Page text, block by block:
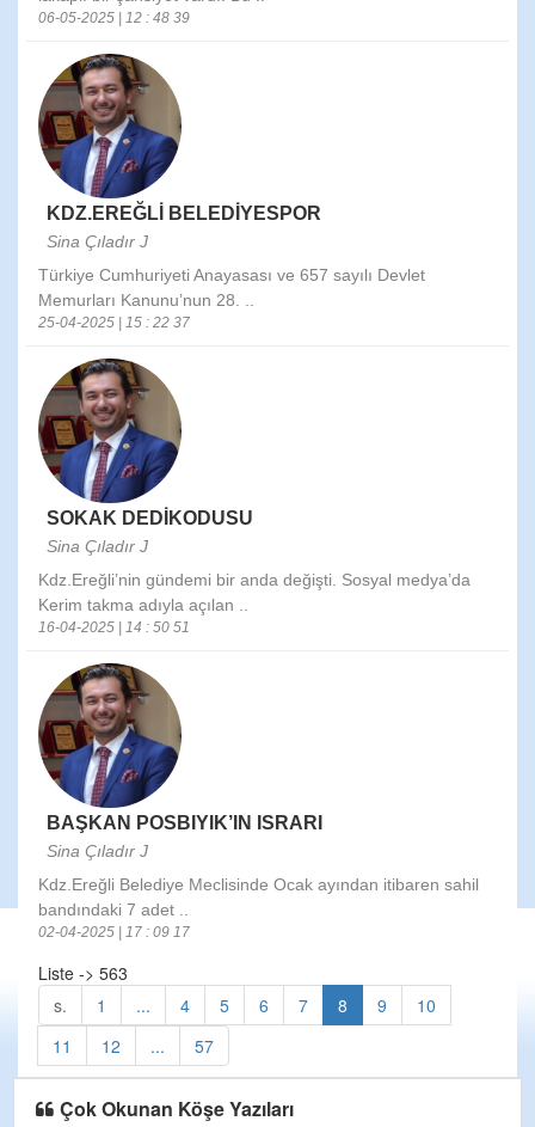
06-05-2025 | 12 : 48 39
KDZ.EREĞLİ BELEDİYESPOR
Sina Çıladır J
Türkiye Cumhuriyeti Anayasası ve 657 sayılı Devlet
Memurları Kanunu’nun 28. ..
25-04-2025 | 15 : 22 37
SOKAK DEDİKODUSU
Sina Çıladır J
Kdz.Ereğli’nin gündemi bir anda değişti. Sosyal medya’da
Kerim takma adıyla açılan ..
16-04-2025 | 14 : 50 51
BAŞKAN POSBIYIK’IN ISRARI
Sina Çıladır J
Kdz.Ereğli Belediye Meclisinde Ocak ayından itibaren sahil
bandındaki 7 adet ..
02-04-2025 | 17 : 09 17
Liste -> 563
s.
1 ... 4 5 6 7 8 9
10
11
12 ... 57
Çok Okunan Köşe Yazıları